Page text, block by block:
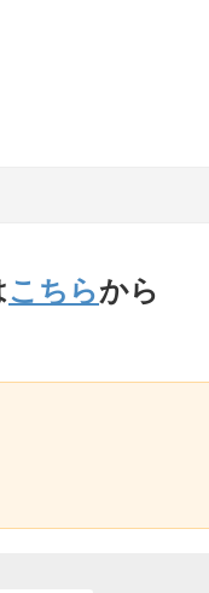
こちらから